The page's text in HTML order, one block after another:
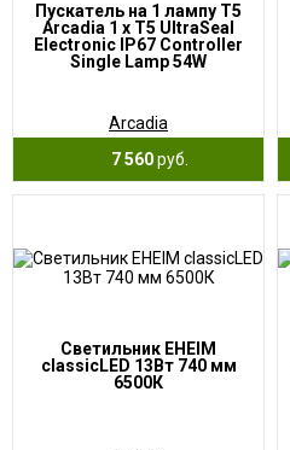
Пускатель на 1 лампу Т5
Arcadia 1 x T5 UltraSeal
Electronic IP67 Controller
Single Lamp 54W
Arcadia
7 560руб.
Светильник EHEIM
classicLED 13Вт 740 мм
6500К